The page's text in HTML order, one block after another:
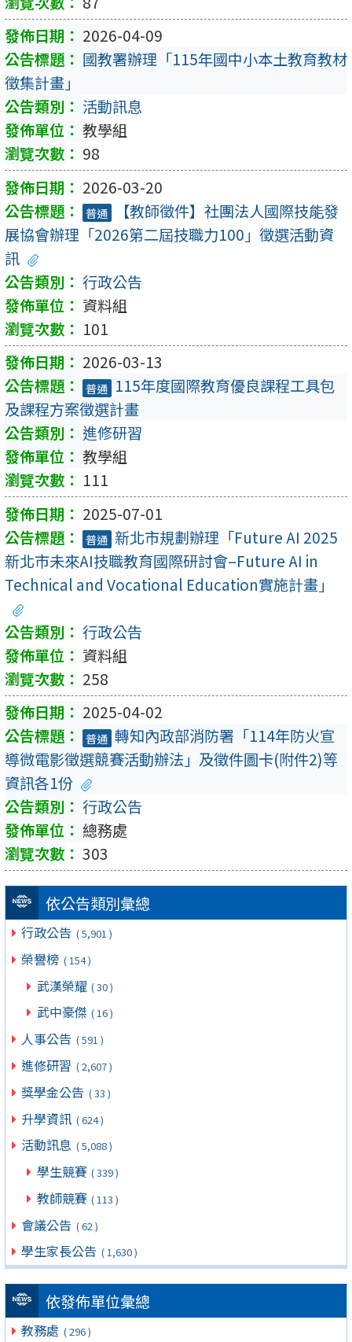
依公告類別彙總
行政公告 ( 5,901 )
榮譽榜 ( 154 )
武漢榮耀 ( 30 )
武中豪傑 ( 16 )
人事公告 ( 591 )
進修研習 ( 2,607 )
獎學金公告 ( 33 )
升學資訊 ( 624 )
活動訊息 ( 5,088 )
學生競賽 ( 339 )
教師競賽 ( 113 )
會議公告 ( 62 )
學生家長公告 ( 1,630 )
依發佈單位彙總
教務處 ( 296 )
2026-04-09
國教署辦理「115年國中小本土教育教材
徵集計畫」
活動訊息
教學組
98
2026-03-20
普通
【教師徵件】社團法人國際技能發
展協會辦理「2026第二屆技職力100」徵選活動資
訊
行政公告
資料組
101
2026-03-13
普通 115年度國際教育優良課程工具包
及課程方案徵選計畫
進修研習
教學組
111
2025-07-01
普通 新北市規劃辦理「Future AI 2025
新北市未來AI技職教育國際研討會–Future AI in
Technical and Vocational Education實施計畫」
行政公告
資料組
258
2025-04-02
普通 轉知內政部消防署「114年防火宣
導微電影徵選競賽活動辦法」及徵件圖卡(附件2)等
資訊各1份
行政公告
總務處
303